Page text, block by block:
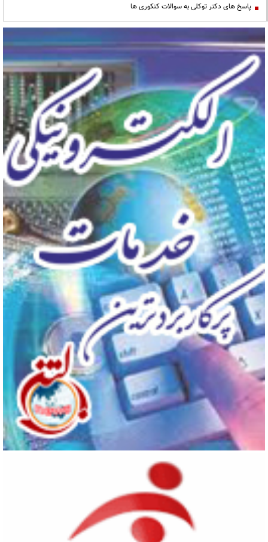
پاسخ های دکتر توکلی به سوالات کنکوری ها